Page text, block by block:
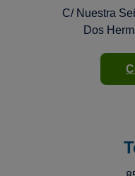
C/ Nuestra
Dos